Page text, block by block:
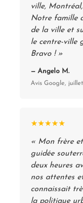
ville,
Notre famille
de la ville et
le centre-ville
Bravo ! »
— Angelo M.
Avis Google,
★★★★★
« Mon frère
guidée
deux heures
nos attentes
connaissait
la politique